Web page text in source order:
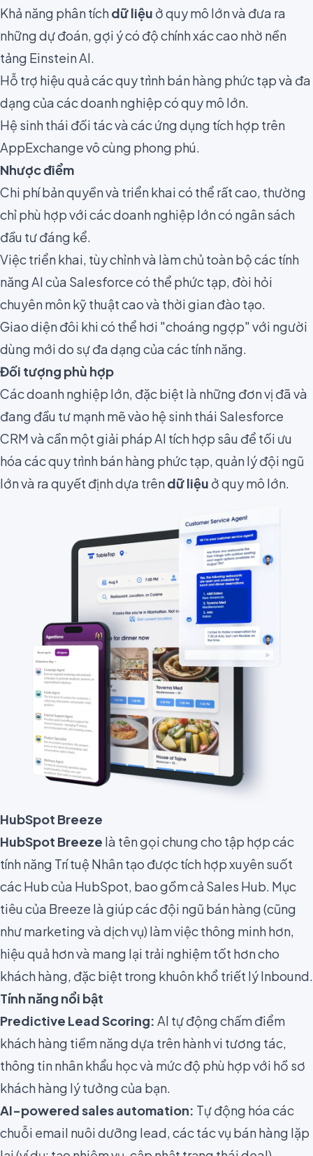
Khả năng phân tíchdữ liệu ở quy mô lớn và đưa ra
những dự đoán, gợi ý có độ chính xác cao nhờ nền
tảng Einstein AI.
Hỗ trợ hiệu quả các quy trình bán hàng phức tạp và đa
dạng của các doanh nghiệp có quy mô lớn.
Hệ sinh thái đối tác và các ứng dụng tích hợp trên
AppExchange vô cùng phong phú.
Nhược điểm
Chi phí bản quyền và triển khai có thể rất cao, thường
chỉ phù hợp với các doanh nghiệp lớn có ngân sách
đầu tư đáng kể.
Việc triển khai, tùy chỉnh và làm chủ toàn bộ các tính
năng AI của Salesforce có thể phức tạp, đòi hỏi
chuyên môn kỹ thuật cao và thời gian đào tạo.
Giao diện đôi khi có thể hơi "choáng ngợp" với người
dùng mới do sự đa dạng của các tính năng.
Đối tượng phù hợp
Các doanh nghiệp lớn, đặc biệt là những đơn vị đã và
đang đầu tư mạnh mẽ vào hệ sinh thái Salesforce
CRM và cần một giải pháp AI tích hợp sâu để tối ưu
hóa các quy trình bán hàng phức tạp, quản lý đội ngũ
lớn và ra quyết định dựa trêndữ liệu ở quy mô lớn.
HubSpot Breeze
HubSpot Breeze là tên gọi chung cho tập hợp các
tính năng Trí tuệ Nhân tạo được tích hợp xuyên suốt
các Hub của HubSpot, bao gồm cả Sales Hub. Mục
tiêu của Breeze là giúp các đội ngũ bán hàng (cũng
như marketing và dịch vụ) làm việc thông minh hơn,
hiệu quả hơn và mang lại trải nghiệm tốt hơn cho
khách hàng, đặc biệt trong khuôn khổ triết lý Inbound.
Tính năng nổi bật
Predictive Lead Scoring: AI tự động chấm điểm
khách hàng tiềm năng dựa trên hành vi tương tác,
thông tin nhân khẩu học và mức độ phù hợp với hồ sơ
khách hàng lý tưởng của bạn.
AI-powered sales automation: Tự động hóa các
chuỗi email nuôi dưỡng lead, các tác vụ bán hàng lặp